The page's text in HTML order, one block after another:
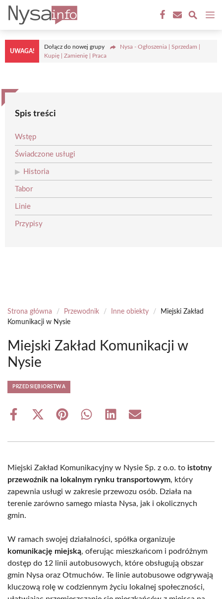
Przejdź
treści
UWAGA!
Dołącz do nowej grupy
Nysa - Ogłoszenia | Sprzedam |
Kupię | Zamienię | Praca
Spis treści
Wstęp
Świadczone usługi
Historia
Tabor
Linie
Przypisy
Strona główna / Przewodnik / Inne obiekty /
Miejski Zakład
Komunikacji w Nysie
Miejski Zakład Komunikacji w
Nysie
PRZEDSIĘBIORSTWA
Share
Share
(Twitter)
Share Share Share Share
Miejski Zakład Komunikacyjny w Nysie Sp. z o.o. to istotny
przewoźnik na lokalnym rynku transportowym, który
zapewnia usługi w zakresie przewozu osób. Działa na
terenie zarówno samego miasta Nysa, jak i okolicznych
gmin.
W ramach swojej działalności, spółka organizuje
komunikację miejską, oferując mieszkańcom i podróżnym
dostęp do 12 linii autobusowych, które obsługują obszar
gmin Nysa oraz Otmuchów. Te linie autobusowe odgrywają
kluczową rolę w codziennym życiu lokalnej społeczności,